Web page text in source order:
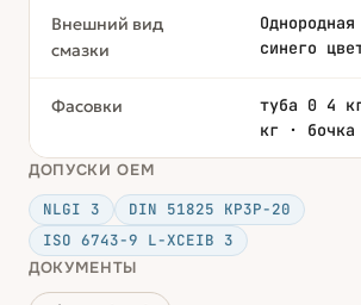
Внешний вид
смазки
синего
Фасовки
туба 0 4
кг ·
ДОПУСКИ OEM
NLGI 3
DIN 51825 KP3P-20
ISO 6743-9 L-XCEIB 3
ДОКУМЕНТЫ